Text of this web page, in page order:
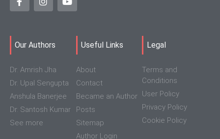
Our Authors
Dr. Amrish Jha
Dr. Upal Sengupta
Anshula Banerjee
Dr. Santosh Kumar
See more
Useful Links
About
Contact
Became an Author
Posts
Sitemap
Author Login
Legal
Terms and
Conditions
User Policy
Privacy Policy
Cookie Policy